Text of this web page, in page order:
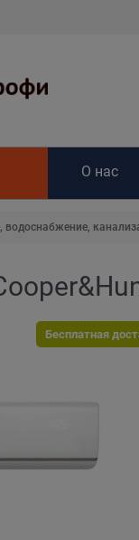
О нас
водоснабжение,
Бесплатная